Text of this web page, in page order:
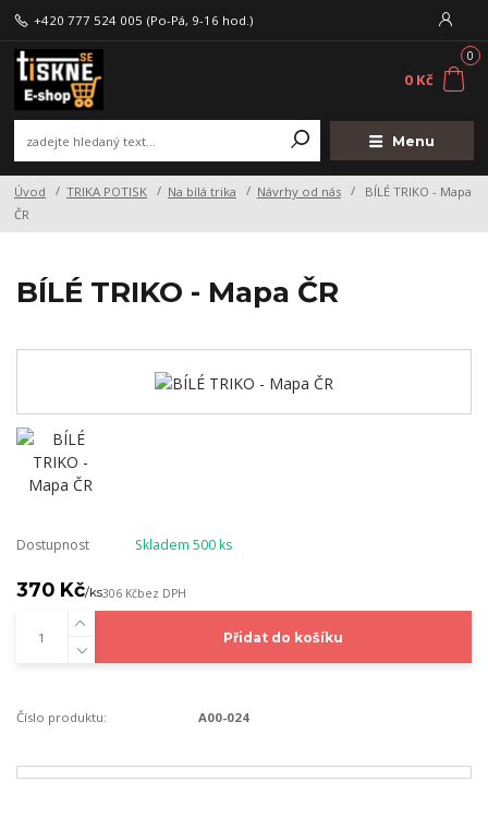
Menu
+420 777 524 005 (Po-Pá, 9-16 hod.)
0
0 Kč
Úvod TRIKA POTISK Na bílá trika Návrhy od nás
BÍLÉ TRIKO - Mapa
ČR
BÍLÉ TRIKO - Mapa ČR
Dostupnost Skladem 500 ks
370 Kč/ks306 Kčbez DPH
Přidat do košíku
Číslo produktu: A00-024